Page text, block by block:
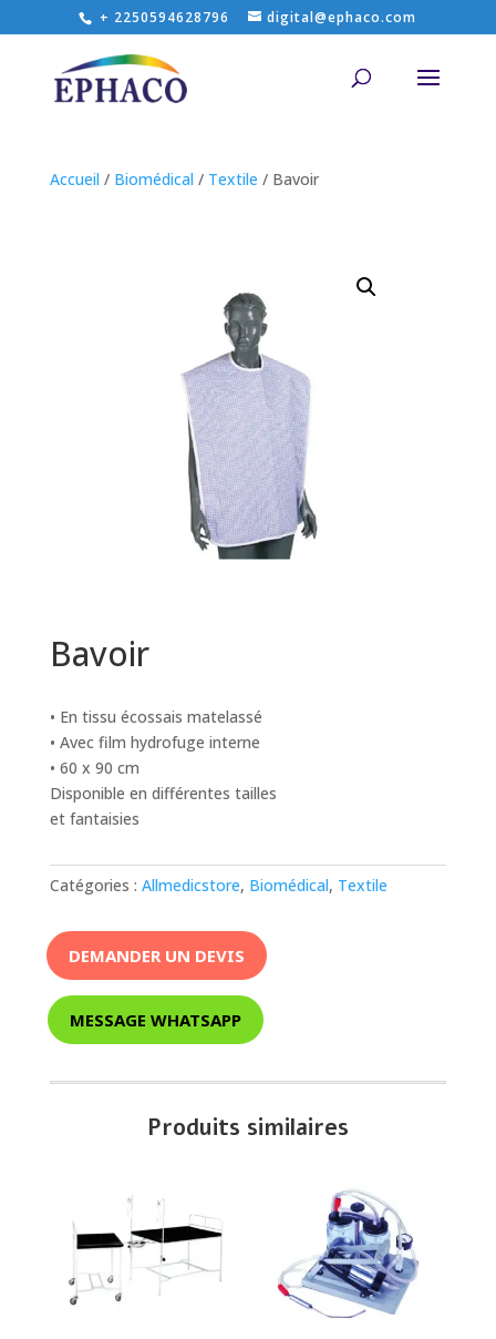
+ 2250594628796 digital@ephaco.com
Accueil / Biomédical / Textile / Bavoir
Bavoir
• En tissu écossais matelassé
• Avec film hydrofuge interne
• 60 x 90 cm
Disponible en différentes tailles
et fantaisies
Catégories : Allmedicstore, Biomédical, Textile
DEMANDER UN DEVIS
MESSAGE WHATSAPP
Produits similaires